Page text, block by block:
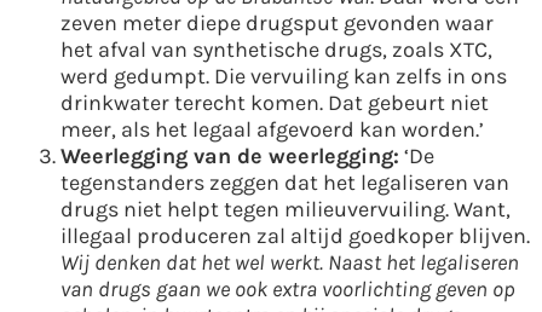
zeven meter diepe drugsput gevonden waar
het afval van synthetische drugs, zoals XTC,
werd gedumpt. Die vervuiling kan zelfs in ons
drinkwater terecht komen. Dat gebeurt niet
meer, als het legaal afgevoerd kan worden.’
Weerlegging van de weerlegging: ‘De
tegenstanders zeggen dat het legaliseren van
drugs niet helpt tegen milieuvervuiling. Want,
illegaal produceren zal altijd goedkoper blijven.
Wij denken dat het wel werkt. Naast het legaliseren
van drugs gaan we ook extra voorlichting geven op